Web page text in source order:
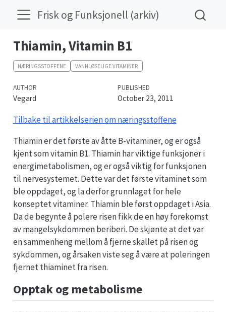
Frisk og Funksjonell (arkiv)
Thiamin, Vitamin B1
NÆRINGSSTOFFENE VANNLØSELIGE VITAMINER
AUTHOR
Vegard
PUBLISHED
October 23, 2011
Tilbake til artikkelserien om næringsstoffene
Thiamin er det første av åtte B-vitaminer, og er også
kjent som vitamin B1. Thiamin har viktige funksjoner i
energimetabolismen, og er også viktig for funksjonen
til nervesystemet. Dette var det første vitaminet som
ble oppdaget, og la derfor grunnlaget for hele
konseptet vitaminer. Thiamin ble først oppdaget i Asia.
Da de begynte å polere risen fikk de en høy forekomst
av mangelsykdommen beriberi. De skjønte at det var
en sammenheng mellom å fjerne skallet på risen og
sykdommen, og årsaken viste seg å være at poleringen
fjernet thiaminet fra risen.
Opptak og metabolisme